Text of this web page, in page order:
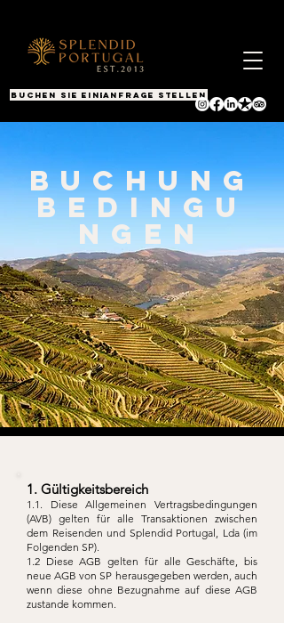
BUCHEN SIE EINEN ANRUFAnfrage stellen
BUCHUNG
BEDINGU
NGEN
1. Gültigkeitsbereich
1.1. Diese Allgemeinen Vertragsbedingungen
(AVB) gelten für alle Transaktionen zwischen
dem Reisenden und Splendid Portugal, Lda (im
Folgenden SP).
1.2 Diese AGB gelten für alle Geschäfte, bis
neue AGB von SP herausgegeben werden, auch
wenn diese ohne Bezugnahme auf diese AGB
zustande kommen.